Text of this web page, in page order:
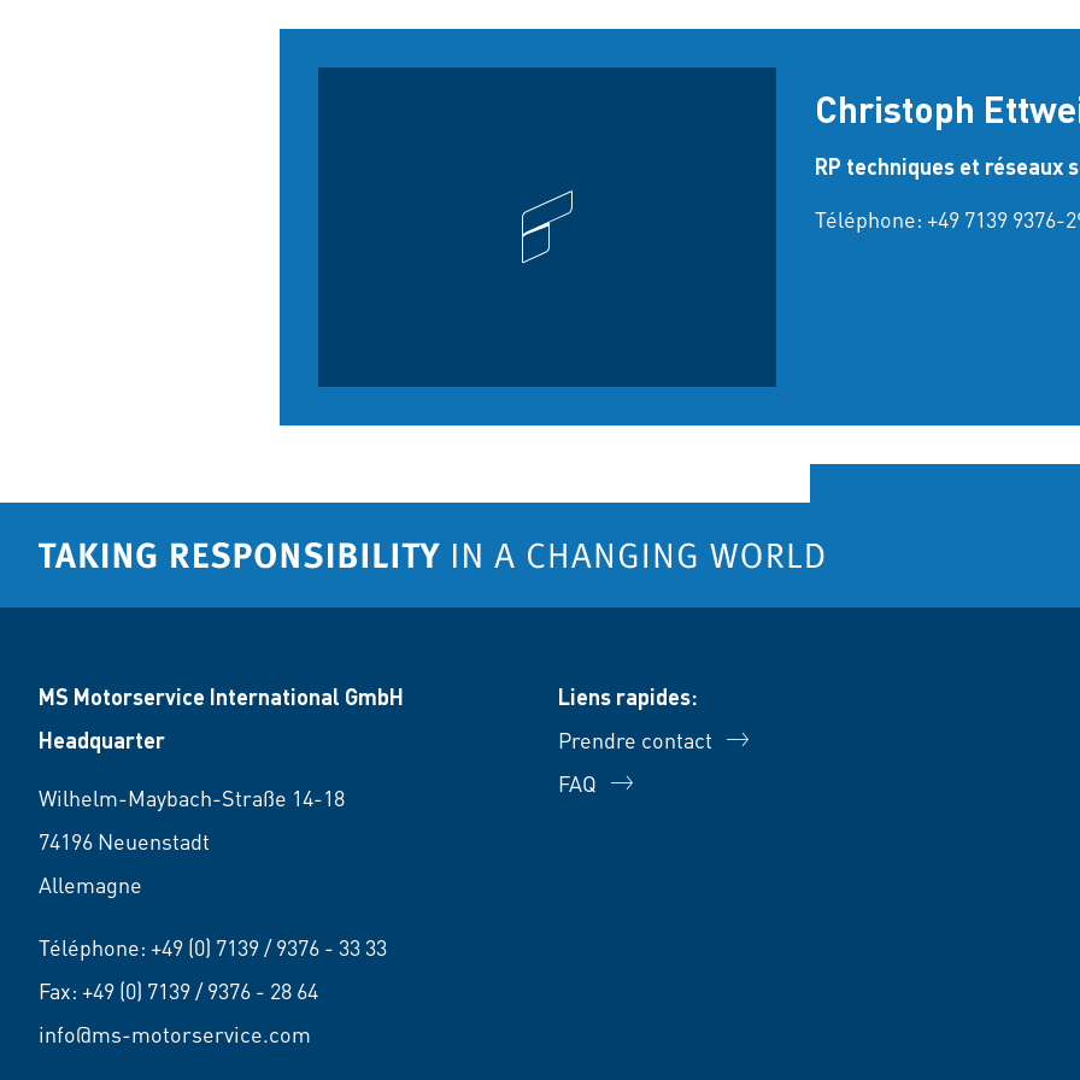
Christoph
RP techniques et réseaux
Téléphone: +49 7139 9376-
MS Motorservice International GmbH
Headquarter
Wilhelm-Maybach-Straße 14-18
74196 Neuenstadt
Allemagne
Téléphone: +49 (0) 7139 / 9376 - 33 33
Fax: +49 (0) 7139 / 9376 - 28 64
info@ms-motorservice.com
Liens rapides:
Prendre contact
FAQ